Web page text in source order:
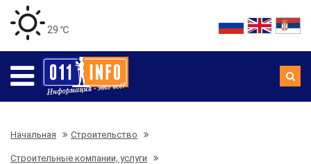
29 ℃
Начальная Строительство
Строительные компании, услуги